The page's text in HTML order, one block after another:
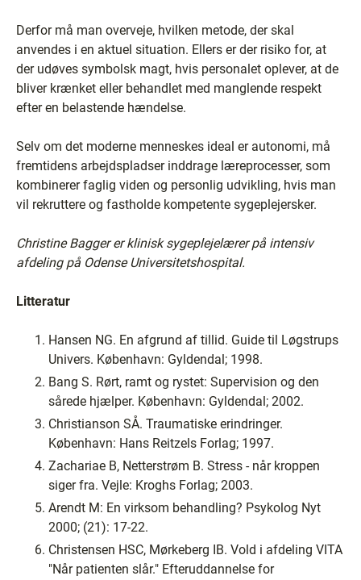
Derfor må man overveje, hvilken metode, der skal
anvendes i en aktuel situation. Ellers er der risiko for, at
der udøves symbolsk magt, hvis personalet oplever, at de
bliver krænket eller behandlet med manglende respekt
efter en belastende hændelse.
Selv om det moderne menneskes ideal er autonomi, må
fremtidens arbejdspladser inddrage læreprocesser, som
kombinerer faglig viden og personlig udvikling, hvis man
vil rekruttere og fastholde kompetente sygeplejersker.
Christine Bagger er klinisk sygeplejelærer på intensiv
afdeling på Odense Universitetshospital.
Litteratur
Hansen NG. En afgrund af tillid. Guide til Løgstrups
Univers. København: Gyldendal; 1998.
Bang S. Rørt, ramt og rystet: Supervision og den
sårede hjælper. København: Gyldendal; 2002.
Christianson SÅ. Traumatiske erindringer.
København: Hans Reitzels Forlag; 1997.
Zachariae B, Netterstrøm B. Stress - når kroppen
siger fra. Vejle: Kroghs Forlag; 2003.
Arendt M: En virksom behandling? Psykolog Nyt
2000; (21): 17-22.
Christensen HSC, Mørkeberg IB. Vold i afdeling VITA
"Når patienten slår." Efteruddannelse for